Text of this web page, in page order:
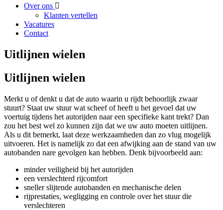
Over ons
Klanten vertellen
Vacatures
Contact
Uitlijnen wielen
Uitlijnen wielen
Merkt u of denkt u dat de auto waarin u rijdt behoorlijk zwaar
stuurt? Staat uw stuur wat scheef of heeft u het gevoel dat uw
voertuig tijdens het autorijden naar een specifieke kant trekt? Dan
zou het best wel zo kunnen zijn dat we uw auto moeten uitlijnen.
Als u dit bemerkt, laat deze werkzaamheden dan zo vlug mogelijk
uitvoeren. Het is namelijk zo dat een afwijking aan de stand van uw
autobanden nare gevolgen kan hebben. Denk bijvoorbeeld aan:
minder veiligheid bij het autorijden
een verslechterd rijcomfort
sneller slijtende autobanden en mechanische delen
rijprestaties, wegligging en controle over het stuur die
verslechteren